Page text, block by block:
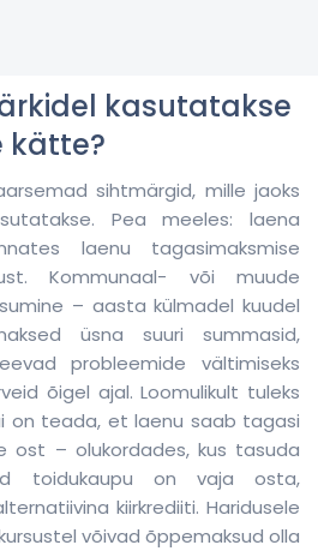
kasutatakse
kätte?
sihtmärgid, mille jaoks
Pea meeles: laena
laenu tagasimaksmise
Kommunaal- või muude
– aasta külmadel kuudel
üsna suuri summasid,
probleemide vältimiseks
õigel ajal. Loomulikult tuleks
on teada, et laenu saab tagasi
ost – olukordades, kus tasuda
toidukaupu on vaja osta,
kiirkrediiti. Haridusele
võivad õppemaksud olla